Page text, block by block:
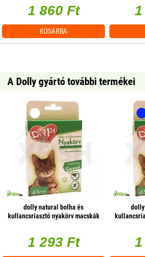
1 860 Ft
KOSÁRBA
A Dolly gyártó további termékei
dolly natural bolha és
kullancsriasztó nyakörv macskák
1 293 Ft